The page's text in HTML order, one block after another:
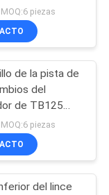
piezas
de la pista de
del
de TB125
piezas
del lince